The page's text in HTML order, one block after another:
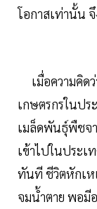
โอกาสเท่านั้น
เมื่อความคิด
เกษตรกรในปร
เมล็ดพันธุ์พืชจ
เข้าไปในประ
ทันที ชีวิตหักเห
จมน้ำตาย พอมีอ